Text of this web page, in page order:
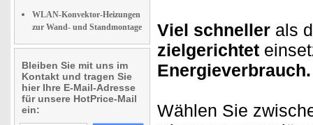
WLAN-Konvektor-Heizungen
zur Wand- und Standmontage
Bleiben Sie mit uns im
Kontakt und tragen Sie
hier Ihre E-Mail-Adresse
für unsere HotPrice-Mail
ein:
Viel schneller als
zielgerichtet
Energieverbrauch.
Wählen Sie